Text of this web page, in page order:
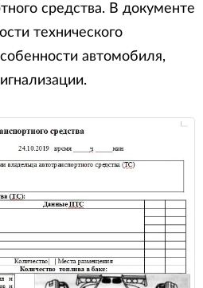
средства. В документе
технического
автомобиля,